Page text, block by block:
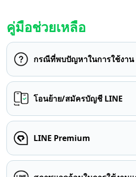
คู่มือช่วยเหลือ
กรณีที่พบปัญหาในการใช้งาน
โอนย้าย/สมัครบัญชี LINE
LINE Premium